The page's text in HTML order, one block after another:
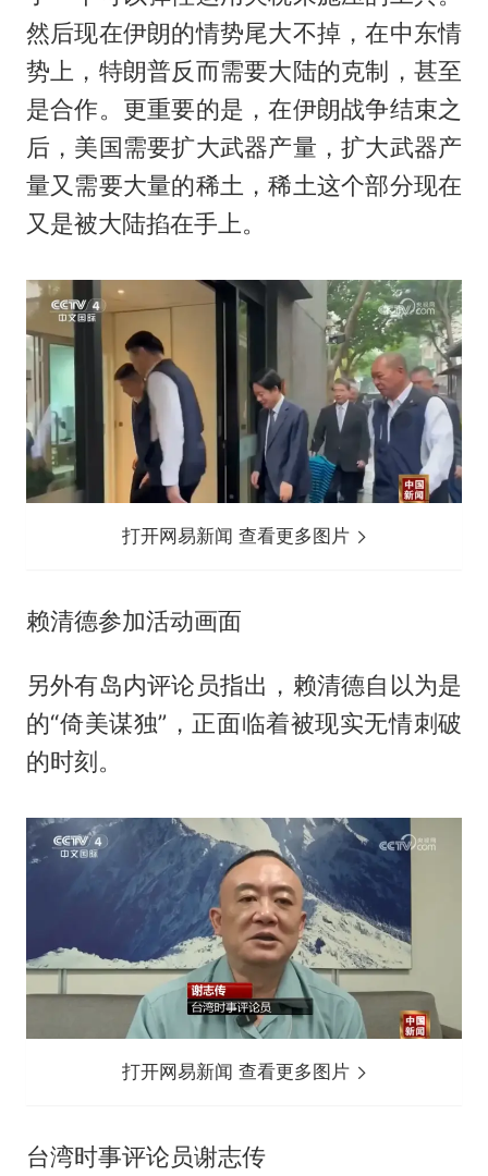
然后现在伊朗的情势尾大不掉，在中东情
势上，特朗普反而需要大陆的克制，甚至
是合作。更重要的是，在伊朗战争结束之
后，美国需要扩大武器产量，扩大武器产
量又需要大量的稀土，稀土这个部分现在
又是被大陆掐在手上。
打开网易新闻 查看更多图片
赖清德参加活动画面
另外有岛内评论员指出，赖清德自以为是
的“倚美谋独”，正面临着被现实无情刺破
的时刻。
打开网易新闻 查看更多图片
台湾时事评论员谢志传